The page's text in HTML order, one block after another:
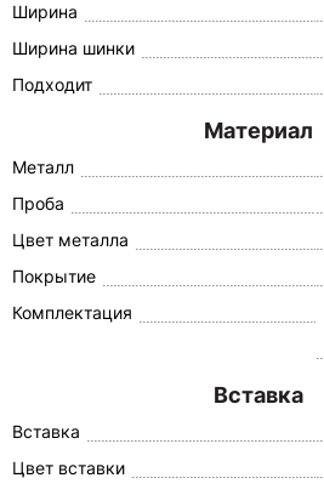
Ширина
Ширина шинки
Подходит
Материал
Металл
Проба
Цвет металла
Покрытие
Комплектация
Вставка
Вставка
Цвет вставки